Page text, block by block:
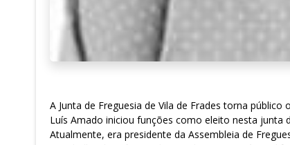
A Junta de Freguesia de Vila de Frades torna
Luís Amado iniciou funções como eleito nesta
Atualmente, era presidente da Assembleia de